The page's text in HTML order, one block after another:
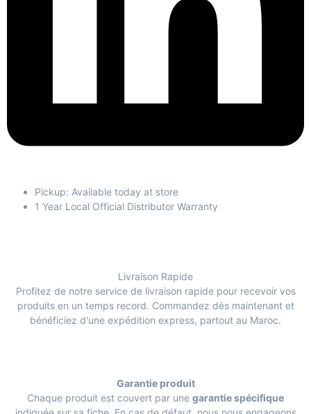
Pickup: Available today at store
1 Year Local Official Distributor Warranty
Livraison Rapide
Profitez de notre service de livraison rapide pour recevoir vos
produits en un temps record. Commandez dès maintenant et
bénéficiez d'une expédition express, partout au Maroc.
Garantie produit
Chaque produit est couvert par une garantie spécifique